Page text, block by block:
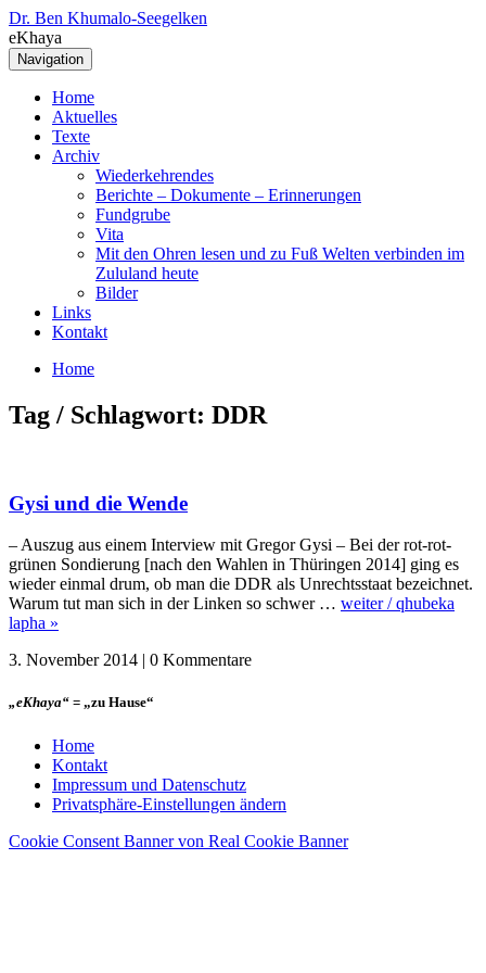
Dr. Ben Khumalo-Seegelken
eKhaya
Navigation
Home
Aktuelles
Texte
Archiv
Wiederkehrendes
Berichte – Dokumente – Erinnerungen
Fundgrube
Vita
Mit den Ohren lesen und zu Fuß Welten verbinden im
Zululand heute
Bilder
Links
Kontakt
Home
Tag / Schlagwort: DDR
Gysi und die Wende
– Auszug aus einem Interview mit Gregor Gysi – Bei der rot-rot-
grünen Sondierung [nach den Wahlen in Thüringen 2014] ging es
wieder einmal drum, ob man die DDR als Unrechtsstaat bezeichnet.
Warum tut man sich in der Linken so schwer … weiter / qhubeka
lapha »
3. November 2014 | 0 Kommentare
„eKhaya“ = „zu Hause“
Home
Kontakt
Impressum und Datenschutz
Privatsphäre-Einstellungen ändern
Cookie Consent Banner von Real Cookie Banner